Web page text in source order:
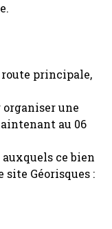
principale,
une
au 06
ce bien
site Géorisques :